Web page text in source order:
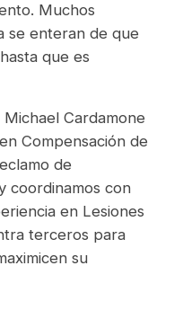
Muchos
se enteran de que
que es
Cardamone
Compensación de
de
coordinamos con
en Lesiones
terceros para
su